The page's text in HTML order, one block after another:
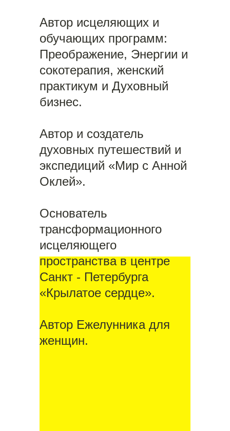
Автор исцеляющих и
обучающих программ:
Преображение, Энергии и
сокотерапия, женский
практикум и Духовный
бизнес.
Автор и создатель
духовных путешествий и
экспедиций «Мир с Анной
Оклей».
Основатель
трансформационного
исцеляющего
пространства в центре
Санкт - Петербурга
«Крылатое сердце».
Автор Ежелунника для
женщин.